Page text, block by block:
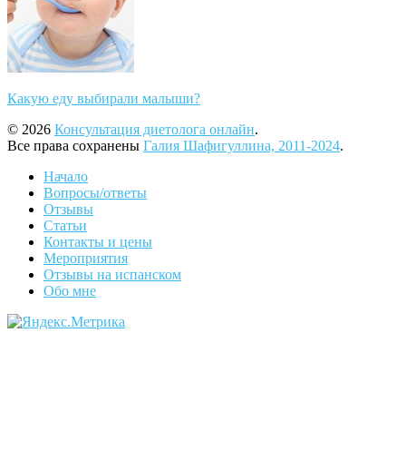
Какую еду выбирали малыши?
© 2026 Консультация диетолога онлайн.
Все права сохранены Галия Шафигуллина, 2011-2024.
Начало
Вопросы/ответы
Отзывы
Статьи
Контакты и цены
Мероприятия
Отзывы на испанском
Обо мне